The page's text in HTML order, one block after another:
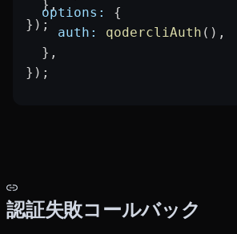
  },
});
  options:
{
    auth:
qodercliAuth (),
  },
});
認証失敗コールバック